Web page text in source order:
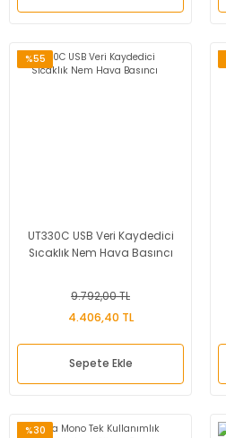
%55
UT330C USB Veri Kaydedici
Sıcaklık Nem Hava Basıncı
9.792,00 TL
4.406,40 TL
Sepete Ekle
%30